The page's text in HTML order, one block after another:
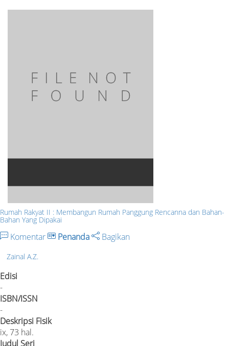
Rumah Rakyat II : Membangun Rumah Panggung Rencanna dan Bahan-
Bahan Yang Dipakai
Komentar Penanda Bagikan
Zainal A.Z.
Edisi
-
ISBN/ISSN
-
Deskripsi Fisik
ix, 73 hal.
Judul Seri